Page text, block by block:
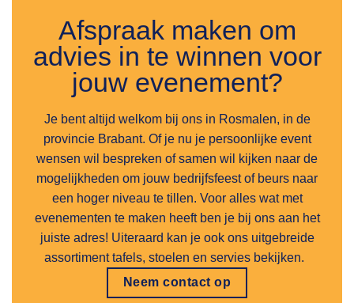
Afspraak maken om
advies in te winnen voor
jouw evenement?
Je bent altijd welkom bij ons in Rosmalen, in de
provincie Brabant. Of je nu je persoonlijke event
wensen wil bespreken of samen wil kijken naar de
mogelijkheden om jouw bedrijfsfeest of beurs naar
een hoger niveau te tillen. Voor alles wat met
evenementen te maken heeft ben je bij ons aan het
juiste adres! Uiteraard kan je ook ons uitgebreide
assortiment tafels, stoelen en servies bekijken.
Neem contact op